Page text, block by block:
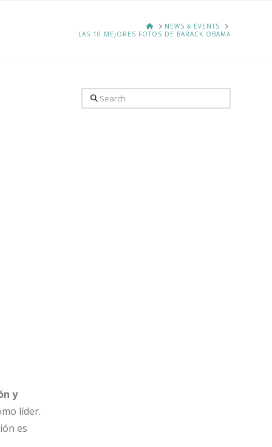
HOMENEWS & EVENTS
LAS 10 MEJORES FOTOS DE BARACK OBAMA
y
líder.
es
Search